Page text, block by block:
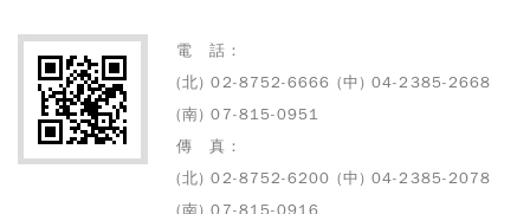
電 話：
(北) 02-8752-6666 (中) 04-2385-2668
(南) 07-815-0951
傳 真：
(北) 02-8752-6200 (中) 04-2385-2078
(南) 07-815-0916